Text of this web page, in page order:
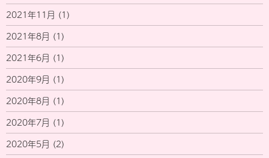
2021年11月 (1)
2021年8月 (1)
2021年6月 (1)
2020年9月 (1)
2020年8月 (1)
2020年7月 (1)
2020年5月 (2)